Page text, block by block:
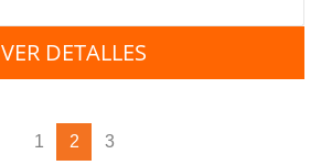
VER DETALLES
1 2 3